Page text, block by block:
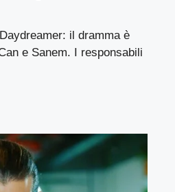
il dramma è
e Sanem. I responsabili